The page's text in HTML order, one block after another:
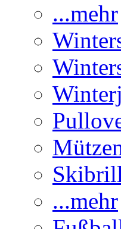
...mehr
...mehr